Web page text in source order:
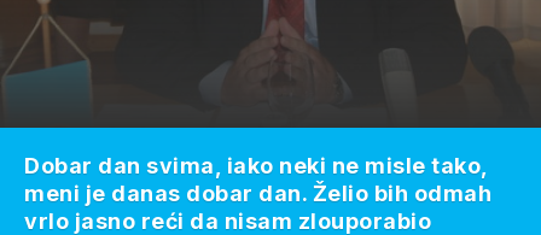
Dobar dan svima, iako neki ne misle tako,
meni je danas dobar dan. Želio bih odmah
vrlo jasno reći da nisam zlouporabio